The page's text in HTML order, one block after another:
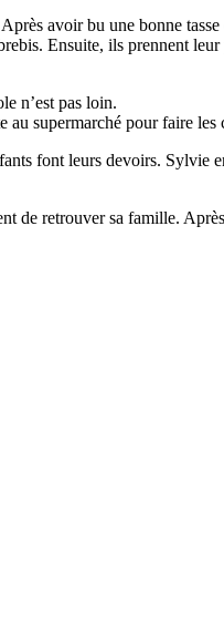
avoir bu une bonne
Ensuite, ils prennent
n’est pas loin.
au supermarché pour faire les
font leurs devoirs. Sylvie
de retrouver sa famille.